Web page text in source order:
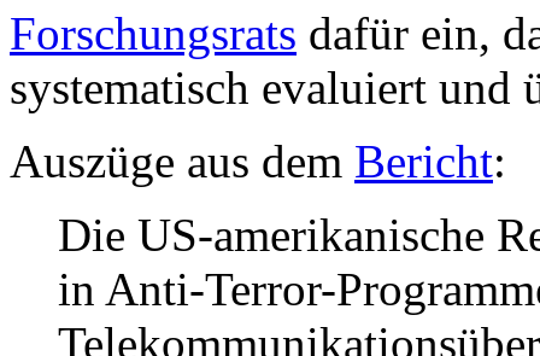
Forschungsrats dafür ein,
systematisch evaluiert und
Auszüge aus dem Bericht:
Die US-amerikanische
in Anti-Terror-